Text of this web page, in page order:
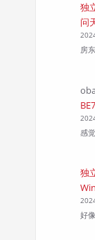
独
问
房
感
独
好